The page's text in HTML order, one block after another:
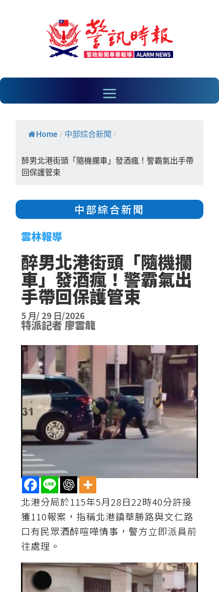
Home / 中部綜合新聞 /
​醉男北港街頭「隨機攔車」發酒瘋！警霸氣出手帶
回保護管束
中部綜合新聞
雲林報導
​醉男北港街頭「隨機攔
車」發酒瘋！警霸氣出
手帶回保護管束
5 月/ 29 日/2026
特派記者 廖雲龍
北港分局於115年5月28日22時40分許接
獲110報案，指稱北港鎮華勝路與文仁路
口有民眾酒醉喧嘩情事，警方立即派員前
往處理。